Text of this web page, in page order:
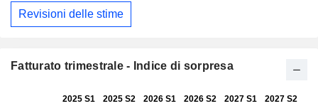
Revisioni delle stime
Fatturato trimestrale - Indice di sorpresa